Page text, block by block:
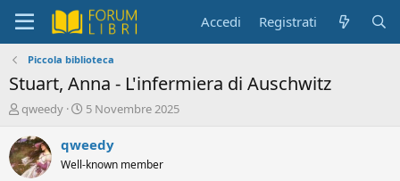
Accedi Registrati
Piccola biblioteca
Stuart, Anna - L'infermiera di Auschwitz
C
e
a
t
qweedy
D
t
a
d
5 Novembre 2025
qweedy
Well-known member